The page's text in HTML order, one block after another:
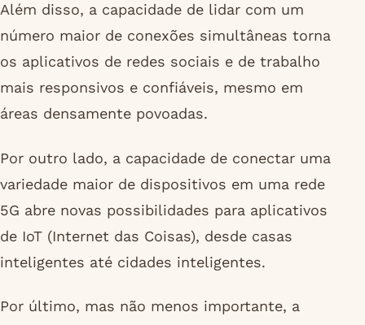
Além disso, a capacidade de lidar com um
número maior de conexões simultâneas torna
os aplicativos de redes sociais e de trabalho
mais responsivos e confiáveis, mesmo em
áreas densamente povoadas.
Por outro lado, a capacidade de conectar uma
variedade maior de dispositivos em uma rede
5G abre novas possibilidades para aplicativos
de IoT (Internet das Coisas), desde casas
inteligentes até cidades inteligentes.
Por último, mas não menos importante, a